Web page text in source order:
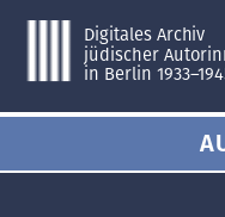
Digitales Archiv
jüdischer
in Berlin